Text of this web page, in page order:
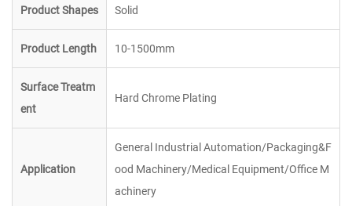
Product Shapes Solid
Product Length 10-1500mm
Surface Treatm
ent
Hard Chrome Plating
Application
General Industrial Automation/Packaging&F
ood Machinery/Medical Equipment/Office M
achinery